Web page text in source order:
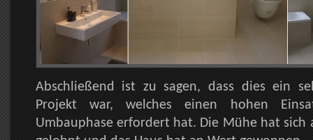
Abschließend ist zu sagen, dass dies ein
Projekt war, welches einen hohen
Umbauphase erfordert hat. Die Mühe hat sich